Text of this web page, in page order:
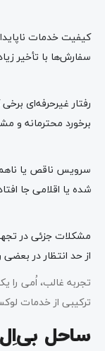
کیفیت خدمات
سفارش‌ها با تأخیر زیاد (حتی تا ۵۵
رفتار غیرحرفه‌ای برخی
برخورد محترمانه و
سرویس ناقص یا
شده یا اقلامی جا
مشکلات جزئی در
از حد انتظار در بعضی
تجربه غالب، اُمی را
ترکیبی از خدمات
ساحل